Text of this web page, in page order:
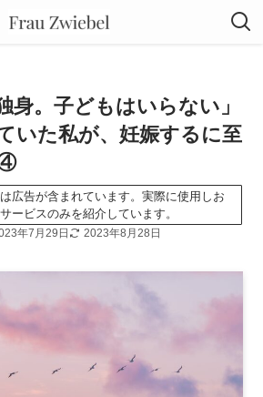
身。子どもはいらない」
いた私が、妊娠するに至
広告が含まれています。実際に使用しお
ービスのみを紹介しています。
年7月29日 2023年8月28日